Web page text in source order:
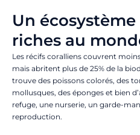
Un
riches au
Les récifs coralliens couvrent
mais abritent plus de 25% de la
trouve des poissons colorés, des
mollusques, des éponges et bien
refuge, une nurserie, un garde-
reproduction.